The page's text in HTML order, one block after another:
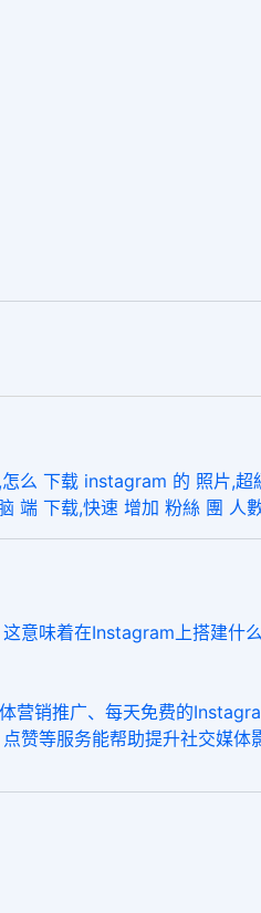
么 下载 instagram 的 照片,超
端 下载,快速 增加 粉絲 團 人
意味着在Instagram上搭建什么
营销推广、每天免费的
等服务能帮助提升社交媒体